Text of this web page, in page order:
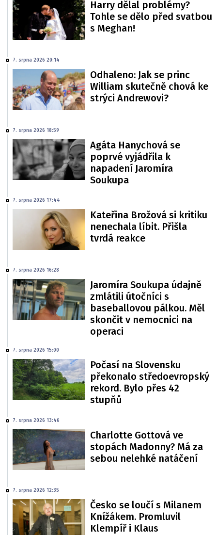
Harry dělal problémy?
Tohle se dělo před svatbou
s Meghan!
7. srpna 2026 20:14
Odhaleno: Jak se princ
William skutečně chová ke
strýci Andrewovi?
7. srpna 2026 18:59
Agáta Hanychová se
poprvé vyjádřila k
napadení Jaromíra
Soukupa
7. srpna 2026 17:44
Kateřina Brožová si kritiku
nenechala líbit. Přišla
tvrdá reakce
7. srpna 2026 16:28
Jaromíra Soukupa údajně
zmlátili útočníci s
baseballovou pálkou. Měl
skončit v nemocnici na
operaci
7. srpna 2026 15:00
Počasí na Slovensku
překonalo středoevropský
rekord. Bylo přes 42
stupňů
7. srpna 2026 13:46
Charlotte Gottová ve
stopách Madonny? Má za
sebou nelehké natáčení
7. srpna 2026 12:35
Česko se loučí s Milanem
Knížákem. Promluvil
Klempíř i Klaus